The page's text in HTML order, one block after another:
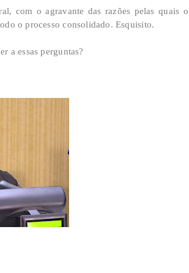
com o agravante das razões pelas quais o
o processo consolidado. Esquisito.
a essas perguntas?